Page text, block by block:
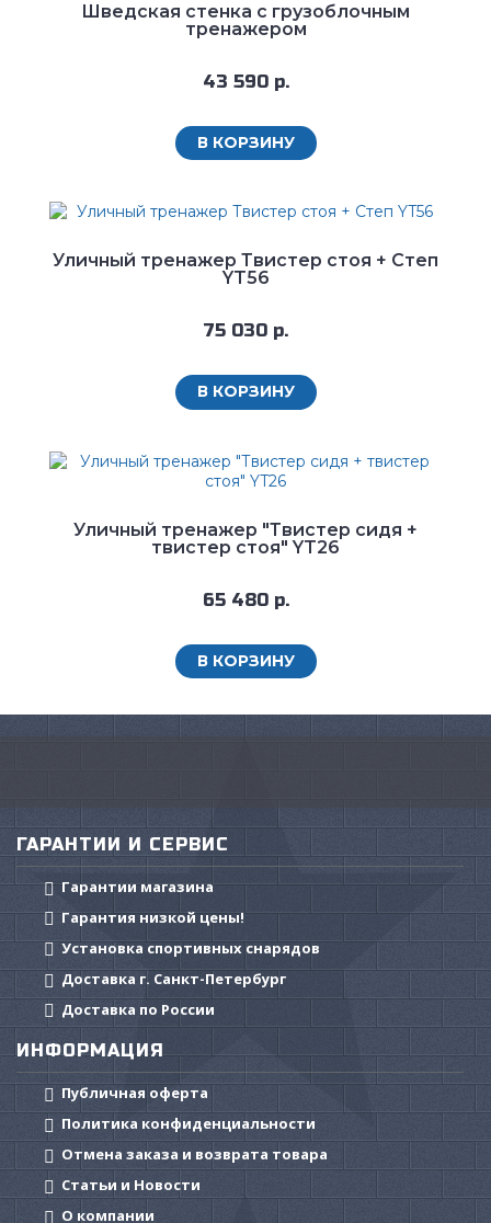
Шведская стенка с грузоблочным
тренажером
43 590 р.
В КОРЗИНУ
Уличный тренажер Твистер стоя + Степ
YT56
75 030 р.
В КОРЗИНУ
Уличный тренажер "Твистер сидя +
твистер стоя" YT26
65 480 р.
В КОРЗИНУ
ГАРАНТИИ И СЕРВИС
Гарантии магазина
Гарантия низкой цены!
Установка спортивных снарядов
Доставка г. Санкт-Петербург
Доставка по России
ИНФОРМАЦИЯ
Публичная оферта
Политика конфиденциальности
Отмена заказа и возврата товара
Статьи и Новости
О компании